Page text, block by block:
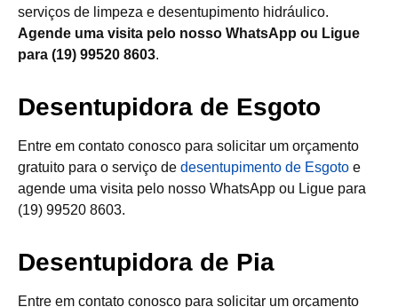
serviços de limpeza e desentupimento hidráulico.
Agende uma visita pelo nosso WhatsApp ou Ligue
para (19) 99520 8603.
Desentupidora de Esgoto
Entre em contato conosco para solicitar um orçamento
gratuito para o serviço de desentupimento de Esgoto e
agende uma visita pelo nosso WhatsApp ou Ligue para
(19) 99520 8603.
Desentupidora de Pia
Entre em contato conosco para solicitar um orçamento